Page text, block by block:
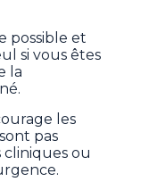
possible et
si vous êtes
la
les
pas
ou